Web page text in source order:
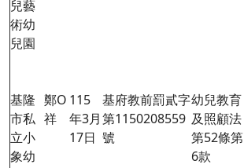
兒藝
術幼
兒園
基隆
市私
立小
象幼
鄭O
祥
115
年3月
17日
基府教前罰貳字
第1150208559
號
幼兒教育
及照顧法
第52條第
6款